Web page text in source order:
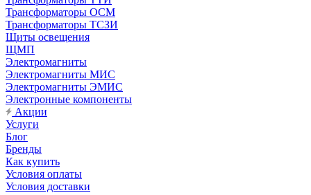
Трансформаторы ОСМ
Трансформаторы ТСЗИ
Щиты освещения
ЩМП
Электромагниты
Электромагниты МИС
Электромагниты ЭМИС
Электронные компоненты
Акции
Услуги
Блог
Бренды
Как купить
Условия оплаты
Условия доставки